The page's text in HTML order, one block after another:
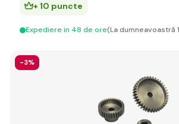
+ 10 puncte
Expediere in 48 de ore(La dumneavoastră
-3%